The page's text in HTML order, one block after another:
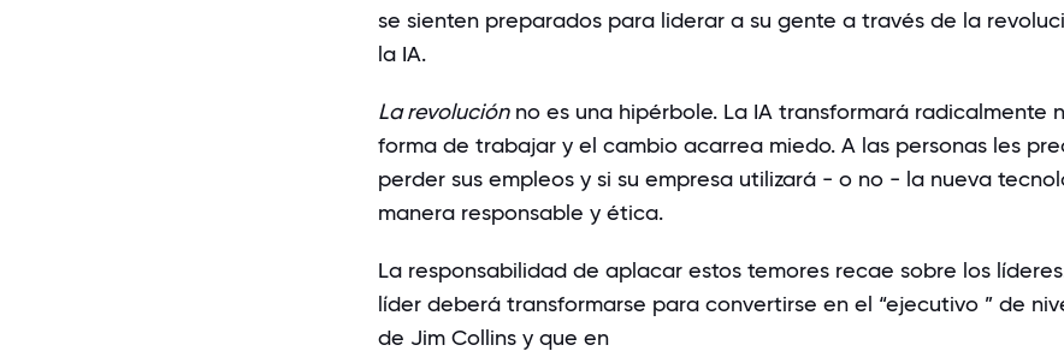
se sienten preparados para liderar a su gente a través de la
la IA.
La revoluciónno es una hipérbole. La IA transformará radicalmente
forma de trabajar y el cambio acarrea miedo. A las personas les
perder sus empleos y si su empresa utilizará - o no - la nueva
manera responsable y ética.
La responsabilidad de aplacar estos temores recae sobre los
líder deberá transformarse para convertirse en el “ejecutivo” de
de Jim Collins y que en